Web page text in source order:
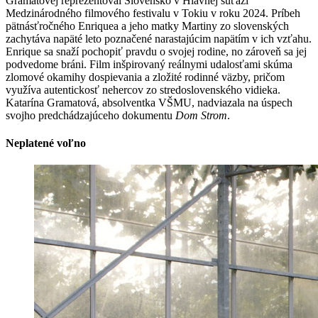
Medzinárodného filmového festivalu v Tokiu v roku 2024. Príbeh
pätnásťročného Enriquea a jeho matky Martiny zo slovenských
zachytáva napäté leto poznačené narastajúcim napätím v ich vzťahu.
Enrique sa snaží pochopiť pravdu o svojej rodine, no zároveň sa jej
podvedome bráni. Film inšpirovaný reálnymi udalosťami skúma
zlomové okamihy dospievania a zložité rodinné väzby, pričom
využíva autentickosť nehercov zo stredoslovenského vidieka.
Katarína Gramatová, absolventka VŠMU, nadviazala na úspech
svojho predchádzajúceho dokumentu Dom Strom.
Neplatené voľno